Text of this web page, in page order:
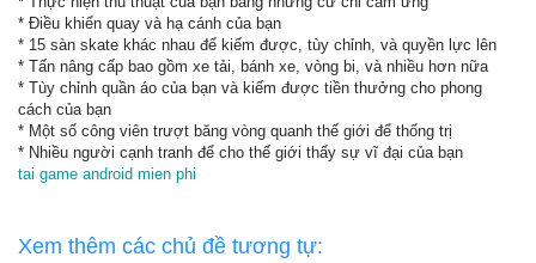
* Điều khiển quay và hạ cánh của bạn
* 15 sàn skate khác nhau để kiếm được, tùy chỉnh, và quyền lực lên
* Tấn nâng cấp bao gồm xe tải, bánh xe, vòng bi, và nhiều hơn nữa
* Tùy chỉnh quần áo của bạn và kiếm được tiền thưởng cho phong
cách của bạn
* Một số công viên trượt băng vòng quanh thế giới để thống trị
* Nhiều người cạnh tranh để cho thế giới thấy sự vĩ đại của bạn
tai game android mien phi
Xem thêm các chủ đề tương tự: